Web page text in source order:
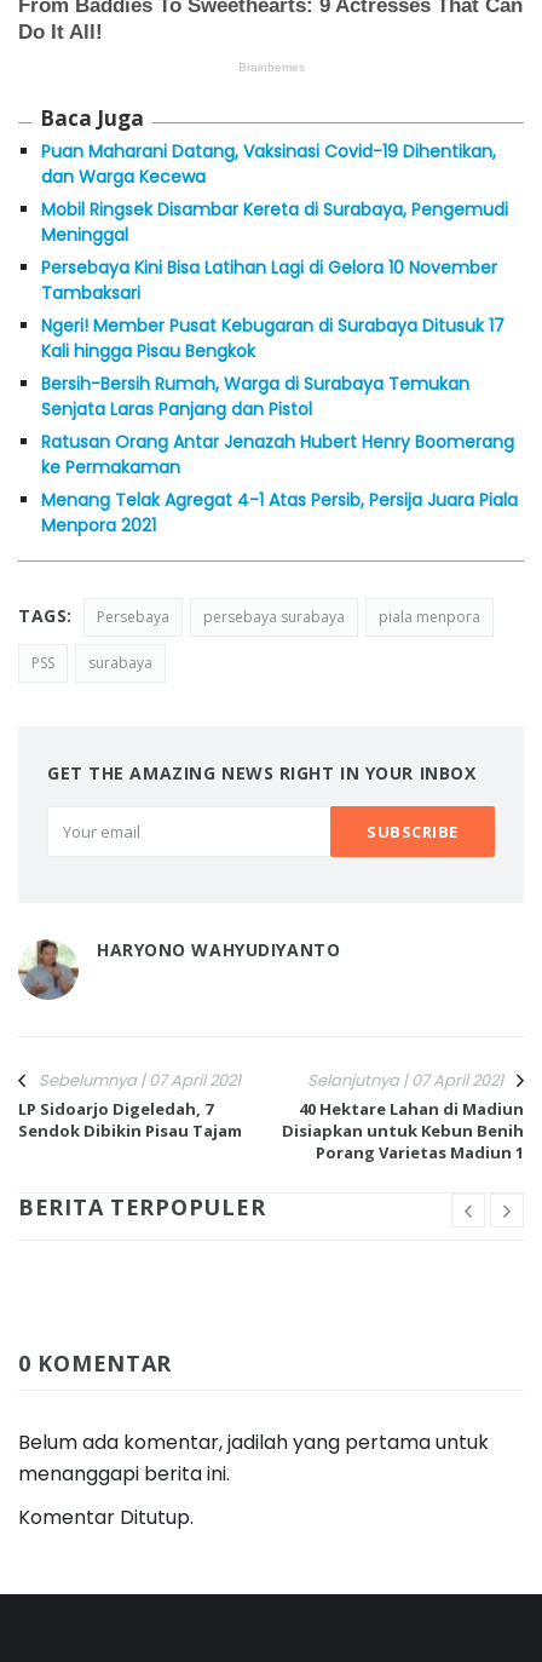
Baca Juga
Puan Maharani Datang, Vaksinasi Covid-19 Dihentikan,
dan Warga Kecewa
Mobil Ringsek Disambar Kereta di Surabaya, Pengemudi
Meninggal
Persebaya Kini Bisa Latihan Lagi di Gelora 10 November
Tambaksari
Ngeri! Member Pusat Kebugaran di Surabaya Ditusuk 17
Kali hingga Pisau Bengkok
Bersih-Bersih Rumah, Warga di Surabaya Temukan
Senjata Laras Panjang dan Pistol
Ratusan Orang Antar Jenazah Hubert Henry Boomerang
ke Permakaman
Menang Telak Agregat 4-1 Atas Persib, Persija Juara Piala
Menpora 2021
TAGS: Persebaya persebaya surabaya piala menpora
PSS surabaya
GET THE AMAZING NEWS RIGHT IN YOUR INBOX
HARYONO WAHYUDIYANTO
Sebelumnya | 07 April 2021
LP Sidoarjo Digeledah, 7
Sendok Dibikin Pisau Tajam
Selanjutnya | 07 April 2021
40 Hektare Lahan di Madiun
Disiapkan untuk Kebun Benih
Porang Varietas Madiun 1
BERITA TERPOPULER
0 KOMENTAR
Belum ada komentar, jadilah yang pertama untuk
menanggapi berita ini.
Komentar Ditutup.